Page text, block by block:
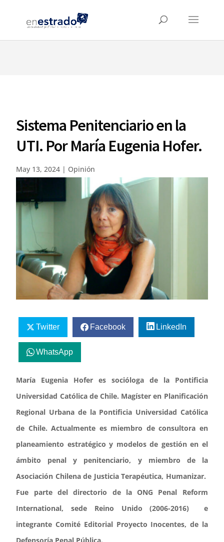
⚠️ Hosting plan for this site has expired.
avoid service disruption.
Sistema Penitenciario en la
UTI. Por María Eugenia Hofer.
May 13, 2024 | Opinión
Twitter Facebook LinkedIn
WhatsApp
María Eugenia Hofer es socióloga de la Pontificia
Universidad Católica de Chile. Magíster en Planificación
Regional Urbana de la Pontificia Universidad Católica
de Chile. Actualmente es miembro de consultora en
planeamiento estratégico y modelos de gestión en el
ámbito penal y penitenciario, y miembro de la
Asociación Chilena de Justicia Terapéutica, Humanizar.
Fue parte del directorio de la ONG Penal Reform
International, sede Reino Unido (2006-2016) e
integrante Comité Editorial Proyecto Inocentes, de la